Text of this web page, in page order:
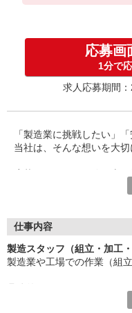
応募画
1分で
求人応募期間
「製造業に挑戦したい」
当社は、そんな想いを大切
約束を守ること、きちん
また、勤務時間やシフト
長く働きたい――
製造業で正社員としてキ
仕事内容
製造スタッフ（組立・加工
製造業や工場での作業（組
製品に不備がないか目視チ